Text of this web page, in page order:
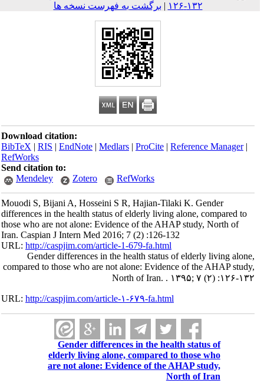
۱۳۲-۱۲۶
| برگشت به فهرست نسخه ها
Download citation:
BibTeX|RIS|EndNote|Medlars|ProCite|Reference Manager
RefWorks
Send citation to:
Mendeley
Zotero RefWorks
Mouodi S, Bijani A, Hosseini S R, Hajian-Tilaki K. Gender
differences in the health status of elderly living alone, compared to
those who are not alone: Evidence of the AHAP study, North of
Iran. Caspian J Intern Med 2016; 7 (2) :126-132
URL:http://caspjim.com/article-1-679-fa.html
Gender differences in the health status of elderly living alone,
compared to those who are not alone: Evidence of the AHAP study,
North of Iran. . ۱۳۹۵; ۷ (۲) :۱۲۶-۱۳۲
URL:http://caspjim.com/article-۱-۶۷۹-fa.html
Gender differences in the health status of
elderly living alone, compared to those who
are not alone: Evidence of the AHAP study,
North of Iran